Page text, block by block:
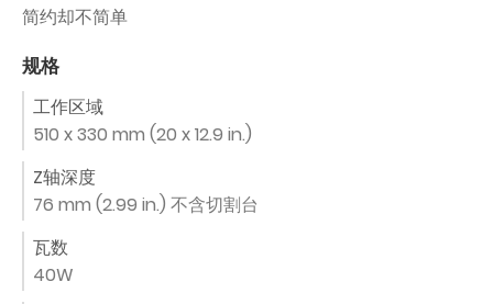
简约却不简单
规格
工作区域
510 x 330 mm (20 x 12.9 in.)
Z轴深度
76 mm (2.99 in.) 不含切割台
瓦数
40W